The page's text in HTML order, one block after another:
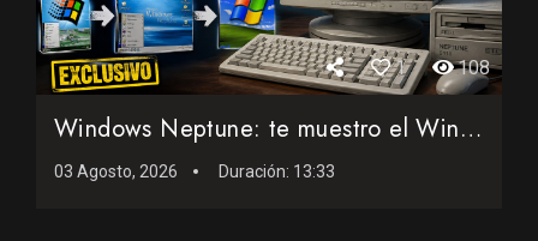
1 108
Windows Neptune: te muestro el Windows de 1999 que casi nadi...
03 Agosto, 2026 Duración: 13:33